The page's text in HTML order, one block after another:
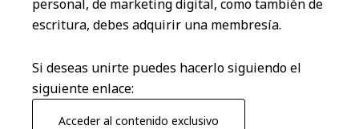
personal, de marketing digital, como también de
escritura, debes adquirir una membresía.
Si deseas unirte puedes hacerlo siguiendo el
siguiente enlace:
Acceder al contenido exclusivo